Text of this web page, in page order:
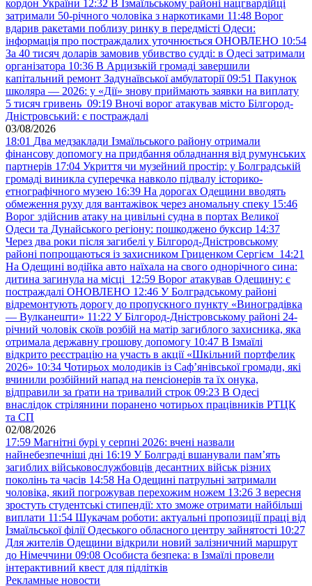
кордон України 12:32 В Ізмаїльському районі нацгвардійці
затримали 50-річного чоловіка з наркотиками 11:48 Ворог
вдарив ракетами поблизу ринку в передмісті Одеси:
інформація про постраждалих уточнюється ОНОВЛЕНО 10:54
За 40 тисяч доларів замовив убивство судді: в Одесі затримали
організатора 10:36 В Арцизькій громаді завершили
капітальний ремонт Задунаївської амбулаторії 09:51 Пакунок
школяра — 2026: у «Дії» знову приймають заявки на виплату
5 тисяч гривень 09:19 Вночі ворог атакував місто Білгород-
Дністровський: є постраждалі
03/08/2026
18:01 Два медзаклади Ізмаїльського району отримали
фінансову допомогу на придбання обладнання від румунських
партнерів 17:04 Укриття чи музейний простір: у Болградській
громаді виникла суперечка навколо підвалу історико-
етнографічного музею 16:39 На дорогах Одещини вводять
обмеження руху для вантажівок через аномальну спеку 15:46
Ворог здійснив атаку на цивільні судна в портах Великої
Одеси та Дунайського регіону: пошкоджено буксир 14:37
Через два роки після загибелі у Білгород-Дністровському
районі попрощаються із захисником Гриценком Сергієм 14:21
На Одещині водійка авто наїхала на свого однорічного сина:
дитина загинула на місці 12:59 Ворог атакував Одещину: є
постраждалі ОНОВЛЕНО 12:46 У Болградському районі
відремонтують дорогу до пропускного пункту «Виноградівка
— Вулканешти» 11:22 У Білгород-Дністровському районі 24-
річний чоловік скоїв розбій на матір загиблого захисника, яка
отримала державну грошову допомогу 10:47 В Ізмаїлі
відкрито реєстрацію на участь в акції «Шкільний портфелик
2026» 10:34 Чотирьох молодиків із Саф’янівської громади, які
вчинили розбійний напад на пенсіонерів та їх онука,
відправили за ґрати на тривалий строк 09:23 В Одесі
внаслідок стрілянини поранено чотирьох працівників РТЦК
та СП
02/08/2026
17:59 Магнітні бурі у серпні 2026: вчені назвали
найнебезпечніші дні 16:19 У Болграді вшанували пам’ять
загиблих військовослужбовців десантних військ різних
поколінь та часів 14:58 На Одещині патрульні затримали
чоловіка, який погрожував перехожим ножем 13:26 З вересня
зростуть студентські стипендії: хто зможе отримати найбільші
виплати 11:54 Шукачам роботи: актуальні пропозиції праці від
Ізмаїльської філії Одеського обласного центру зайнятості 10:27
Для жителів Одещини відкрили новий залізничний маршрут
до Німеччини 09:08 Особиста безпека: в Ізмаїлі провели
інтерактивний квест для підлітків
Рекламные новости